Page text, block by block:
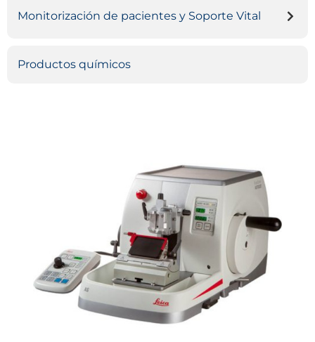
Monitorización de pacientes y Soporte Vital
Productos químicos